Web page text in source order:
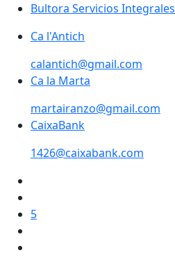
Bultora Servicios Integrales
Ca l'Antich
calantich@gmail.com
Ca la Marta
Ca la Marta
martairanzo@gmail.com
CaixaBank
1426@caixabank.com
5